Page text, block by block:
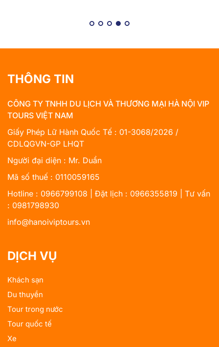
THÔNG TIN
CÔNG TY TNHH DU LỊCH VÀ THƯƠNG MẠI HÀ NỘI VIP
TOURS VIỆT NAM
Giấy Phép Lữ Hành Quốc Tế : 01-3068/2026 /
CDLQGVN-GP LHQT
Người đại diện : Mr. Duẩn
Mã số thuế : 0110059165
Hotline : 0966799108 | Đặt lịch : 0966355819 | Tư vấn
: 0981798930
info@hanoiviptours.vn
DỊCH VỤ
Khách sạn
Du thuyền
Tour trong nước
Tour quốc tế
Xe